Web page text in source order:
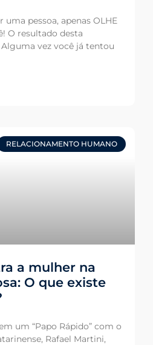
uma pessoa, apenas OLHE
O resultado desta
vez você já tentou
RELACIONAMENTO HUMANO
a mulher na
O que existe
um “Papo Rápido” com o
Rafael Martini,